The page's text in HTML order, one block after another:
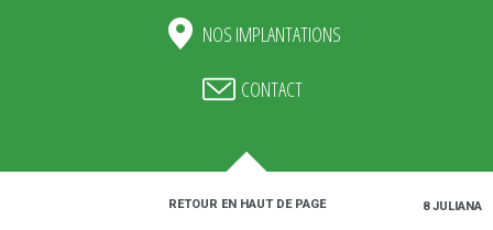
NOS IMPLANTATIONS
CONTACT
RETOUR EN HAUT DE PAGE
MENTIONS LÉGALES PLAN DE SITE © 2018 JULIANA